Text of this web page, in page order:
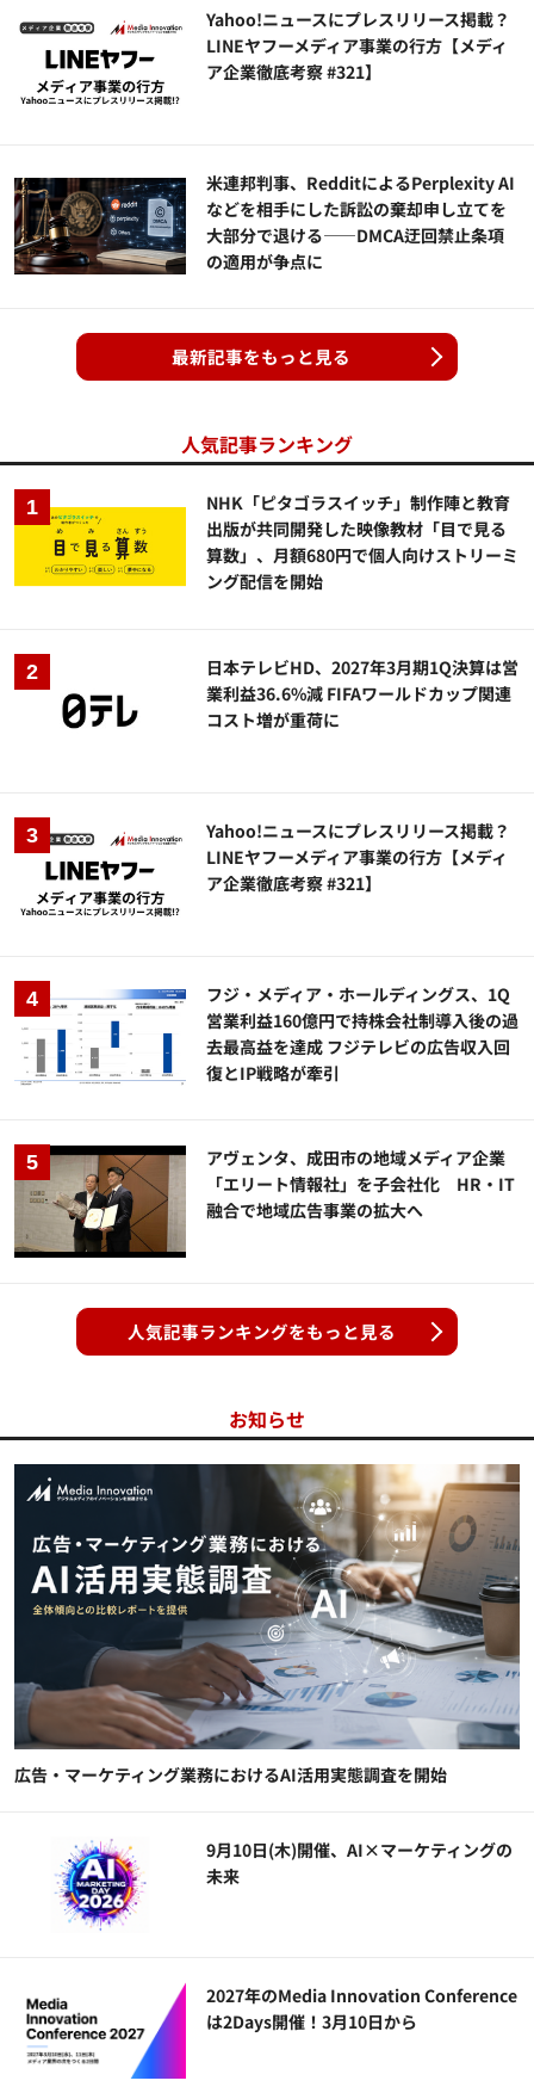
Yahoo!ニュースにプレスリリース掲載？
LINEヤフーメディア事業の行方【メディ
ア企業徹底考察 #321】
米連邦判事、RedditによるPerplexity AI
などを相手にした訴訟の棄却申し立てを
大部分で退ける——DMCA迂回禁止条項
の適用が争点に
最新記事をもっと見る
人気記事ランキング
NHK「ピタゴラスイッチ」制作陣と教育
出版が共同開発した映像教材「目で見る
算数」、月額680円で個人向けストリーミ
ング配信を開始
日本テレビHD、2027年3月期1Q決算は営
業利益36.6%減 FIFAワールドカップ関連
コスト増が重荷に
Yahoo!ニュースにプレスリリース掲載？
LINEヤフーメディア事業の行方【メディ
ア企業徹底考察 #321】
フジ・メディア・ホールディングス、1Q
営業利益160億円で持株会社制導入後の過
去最高益を達成 フジテレビの広告収入回
復とIP戦略が牽引
アヴェンタ、成田市の地域メディア企業
「エリート情報社」を子会社化 HR・IT
融合で地域広告事業の拡大へ
人気記事ランキングをもっと見る
お知らせ
広告・マーケティング業務におけるAI活用実態調査を開始
9月10日(木)開催、AI×マーケティングの
未来
2027年のMedia Innovation Conference
は2Days開催！3月10日から